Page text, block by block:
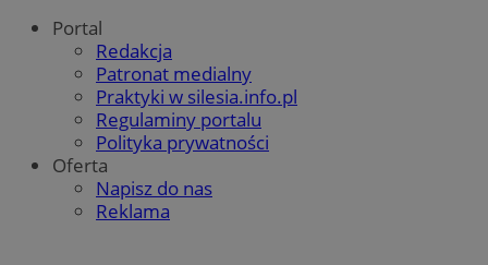
Portal
Redakcja
Patronat medialny
Praktyki w silesia.info.pl
Regulaminy portalu
Polityka prywatności
Oferta
Napisz do nas
Reklama